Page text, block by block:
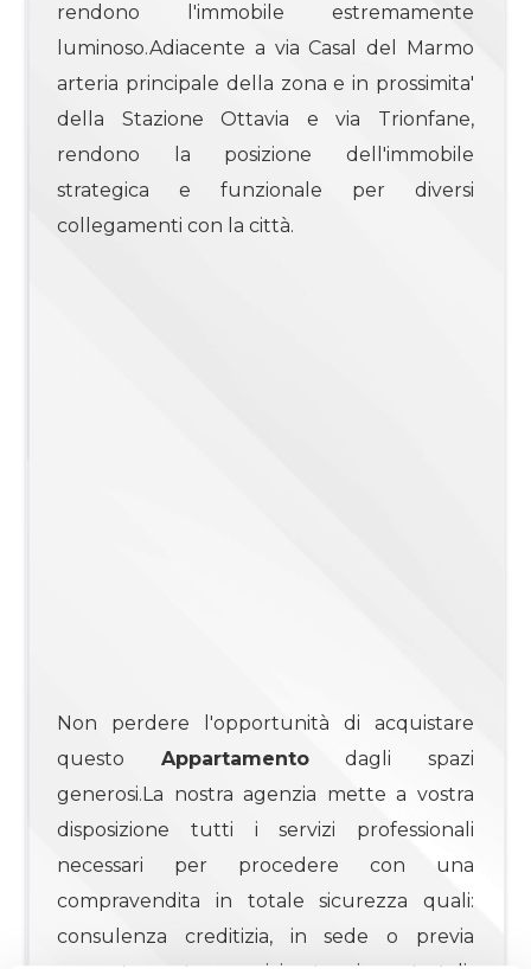
rendono l'immobile estremamente
luminoso.Adiacente a via Casal del Marmo
arteria principale della zona e in prossimita'
della Stazione Ottavia e via Trionfane,
rendono la posizione dell'immobile
strategica e funzionale per diversi
collegamenti con la città.
Non perdere l'opportunità di acquistare
questo Appartamentodagli spazi
generosi.La nostra agenzia mette a vostra
disposizione tutti i servizi professionali
necessari per procedere con una
compravendita in totale sicurezza quali:
consulenza creditizia, in sede o previa
4+
Bagni
minimi
Qualsiasi
Qualsiasi
1
2